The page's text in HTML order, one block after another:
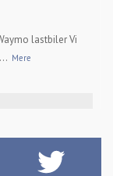
lastbiler Vi
Mere